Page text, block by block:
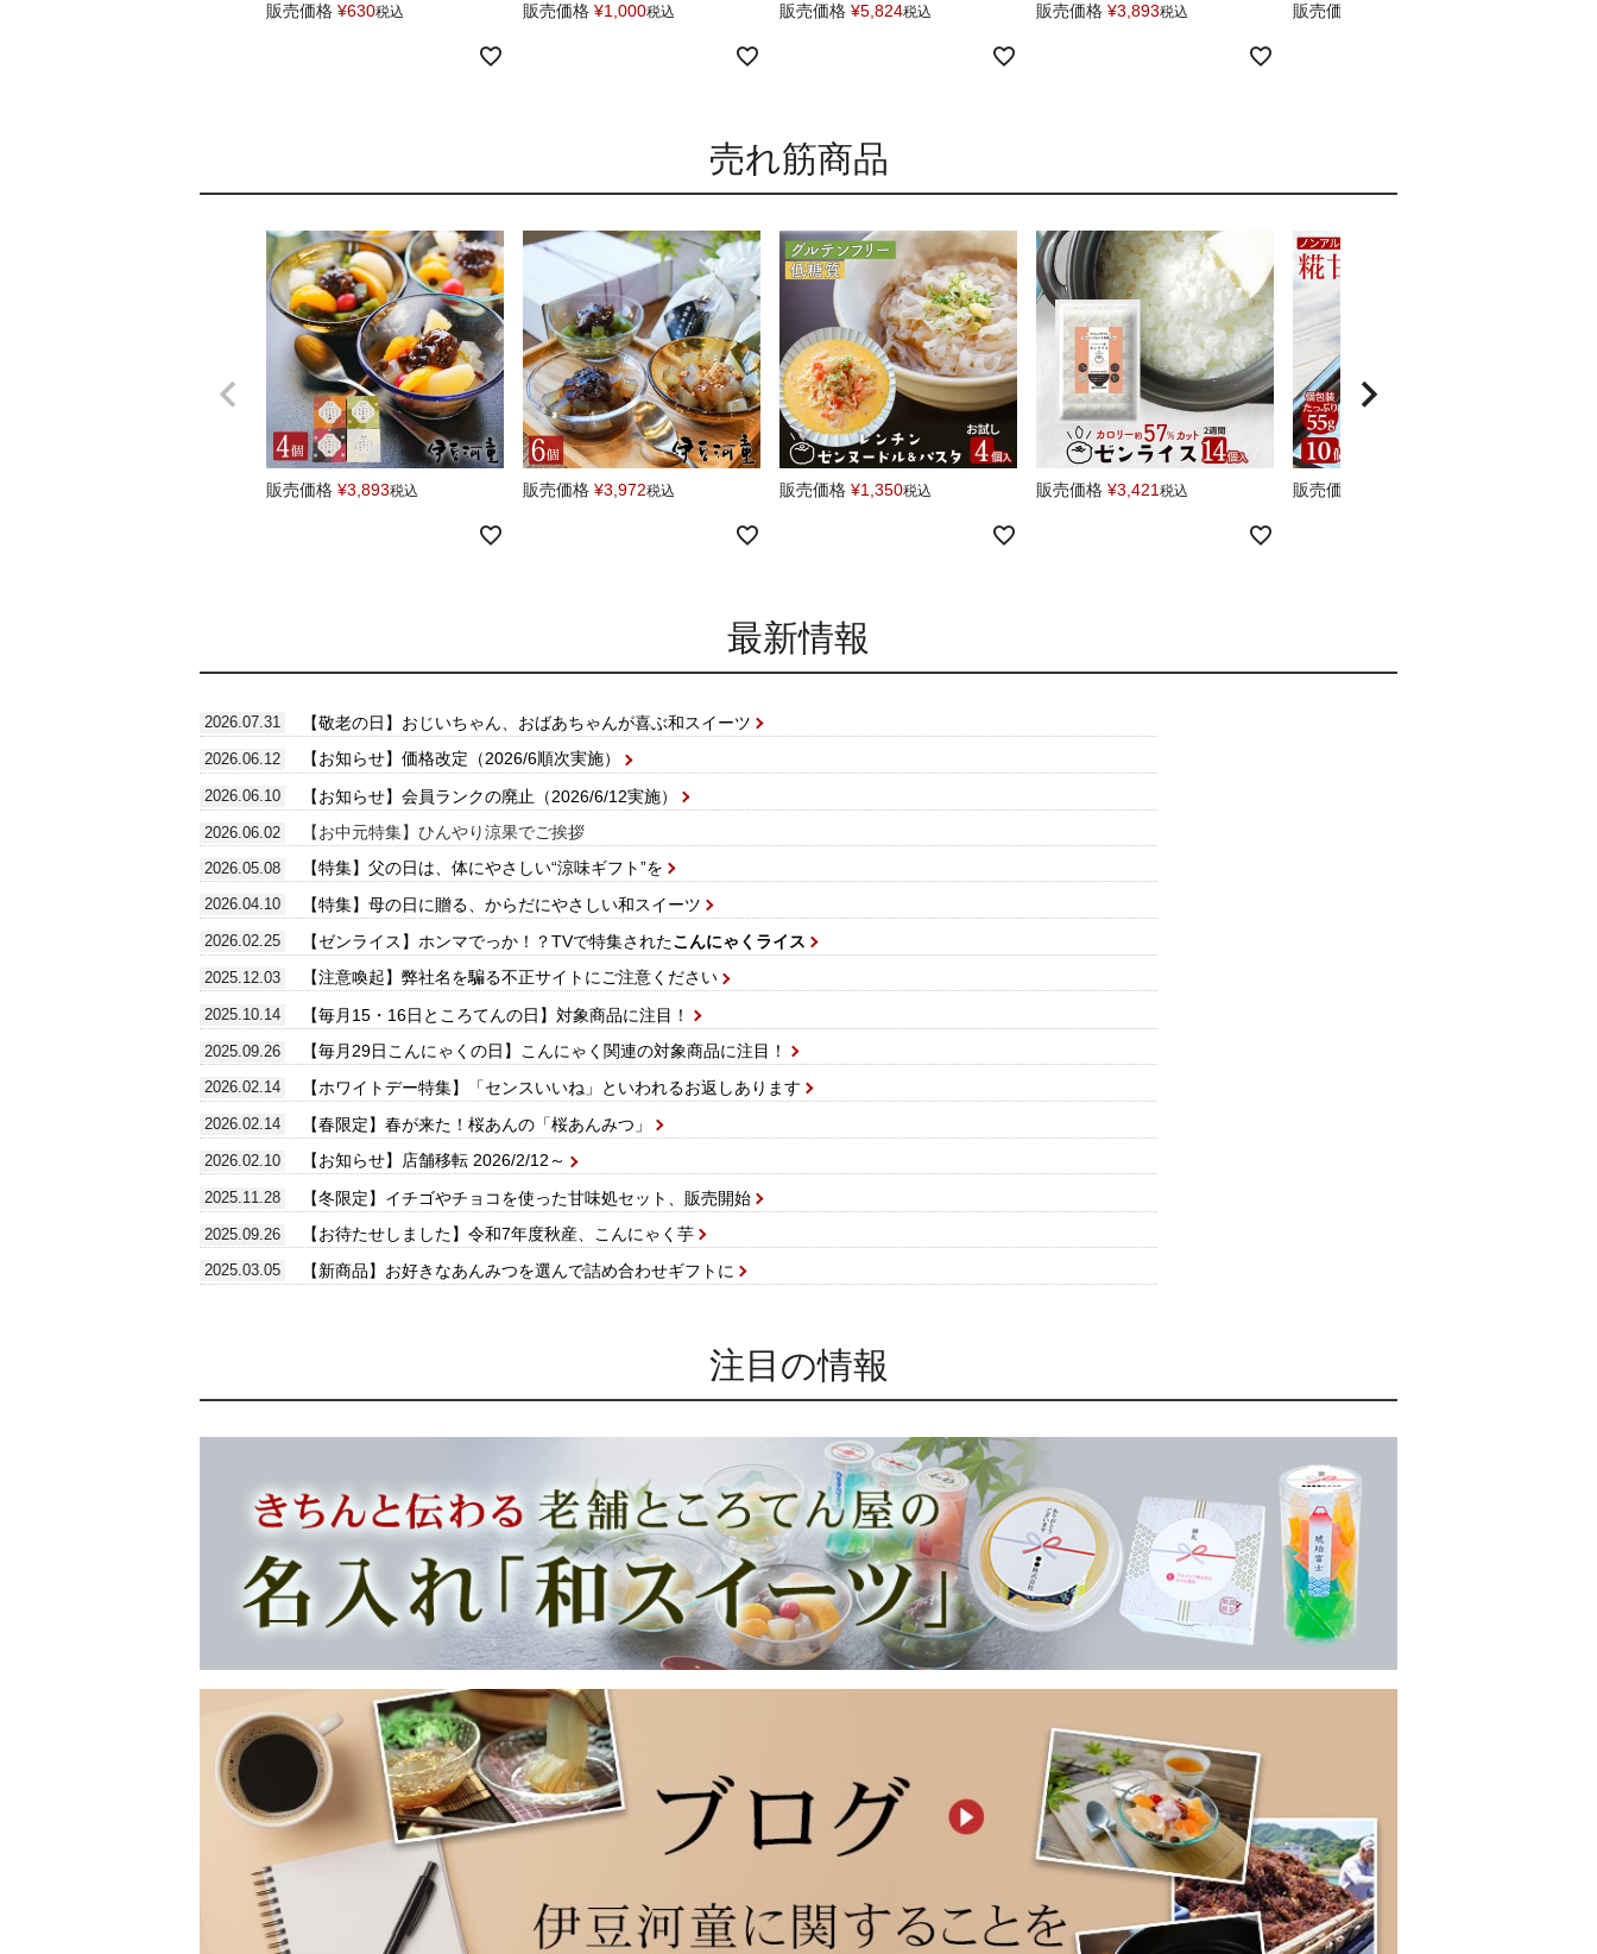
販売価格 ¥630税込 販売価格 ¥1,000税込 販売価格 ¥5,824税込 販売価格 ¥3,893税込 販売価格
売れ筋商品
販売価格 ¥3,893税込 販売価格 ¥3,972税込 販売価格 ¥1,350税込 販売価格 ¥3,421税込 販売価格
最新情報
2026.07.31 【敬老の日】おじいちゃん、おばあちゃんが喜ぶ和スイーツ
2026.06.12 【お知らせ】価格改定（2026/6順次実施）
2026.06.10 【お知らせ】会員ランクの廃止（2026/6/12実施）
2026.06.02 【お中元特集】ひんやり涼果でご挨拶
2026.05.08 【特集】父の日は、体にやさしい“涼味ギフト”を
2026.04.10 【特集】母の日に贈る、からだにやさしい和スイーツ
2026.02.25 【ゼンライス】ホンマでっか！？TVで特集されたこんにゃくライス
2025.12.03 【注意喚起】弊社名を騙る不正サイトにご注意ください
2025.10.14 【毎月15・16日ところてんの日】対象商品に注目！
2025.09.26 【毎月29日こんにゃくの日】こんにゃく関連の対象商品に注目！
2026.02.14 【ホワイトデー特集】「センスいいね」といわれるお返しあります
2026.02.14 【春限定】春が来た！桜あんの「桜あんみつ」
2026.02.10 【お知らせ】店舗移転 2026/2/12～
2025.11.28 【冬限定】イチゴやチョコを使った甘味処セット、販売開始
2025.09.26 【お待たせしました】令和7年度秋産、こんにゃく芋
2025.03.05 【新商品】お好きなあんみつを選んで詰め合わせギフトに
注目の情報